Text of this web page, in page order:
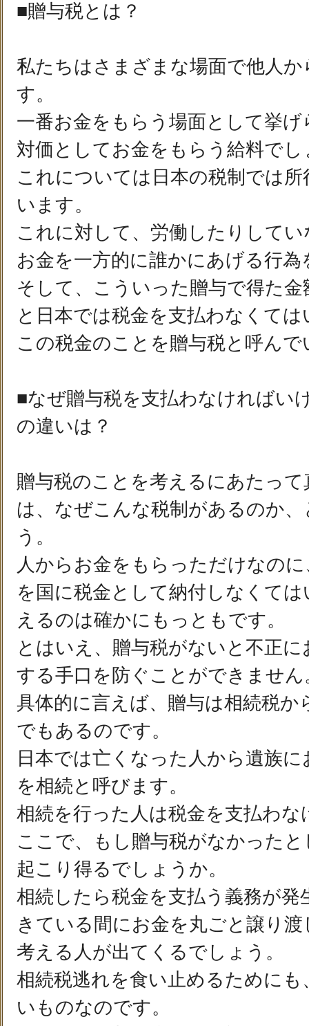
■贈与税とは？
私たちはさまざまな場面で他人
す。
一番お金をもらう場面として挙
対価としてお金をもらう給料でし
これについては日本の税制では
います。
これに対して、労働したりして
お金を一方的に誰かにあげる行
そして、こういった贈与で得た
と日本では税金を支払わなくて
この税金のことを贈与税と呼んで
■なぜ贈与税を支払わなければい
の違いは？
贈与税のことを考えるにあたっ
は、なぜこんな税制があるのか
う。
人からお金をもらっただけなの
を国に税金として納付しなくて
えるのは確かにもっともです。
とはいえ、贈与税がないと不正
する手口を防ぐことができません
具体的に言えば、贈与は相続税か
でもあるのです。
日本では亡くなった人から遺族
を相続と呼びます。
相続を行った人は税金を支払わ
ここで、もし贈与税がなかった
起こり得るでしょうか。
相続したら税金を支払う義務が発
きている間にお金を丸ごと譲り
考える人が出てくるでしょう。
相続税逃れを食い止めるために
いものなのです。